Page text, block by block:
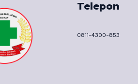
Telepon
0811-4300-853